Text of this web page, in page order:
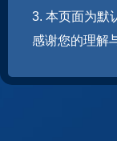
3. 本页面为默
感谢您的理解